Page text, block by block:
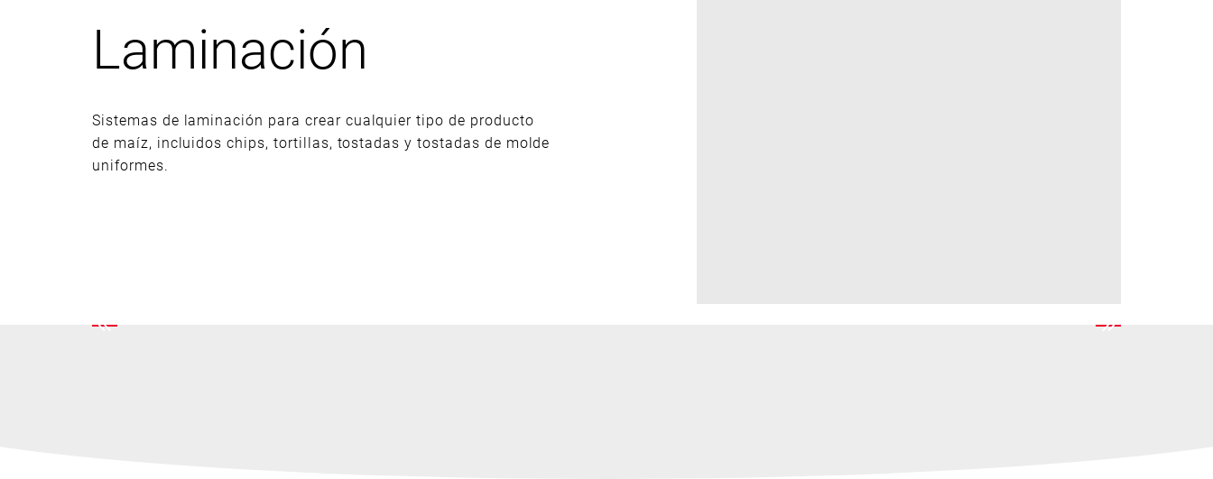
Laminación
Sistemas de laminación para crear cualquier tipo de producto
de maíz, incluidos chips, tortillas, tostadas y tostadas de molde
uniformes.